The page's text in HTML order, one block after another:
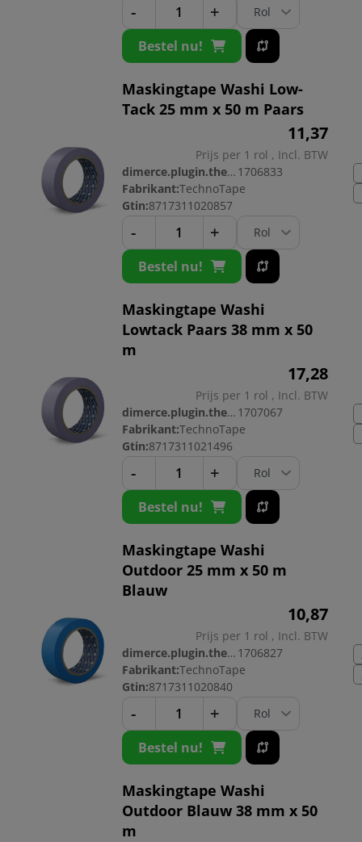
- +
Bestel nu!
Maskingtape Washi Low-
Tack 25 mm x 50 m Paars
11,37
Prijs per 1 rol , Incl. BTW
dimerce.plugin.theme.productnr: 1706833
Fabrikant:TechnoTape
Gtin:8717311020857
- +
Bestel nu!
Maskingtape Washi
Lowtack Paars 38 mm x 50
m
17,28
Prijs per 1 rol , Incl. BTW
dimerce.plugin.theme.productnr: 1707067
Fabrikant:TechnoTape
Gtin:8717311021496
- +
Bestel nu!
Maskingtape Washi
Outdoor 25 mm x 50 m
Blauw
10,87
Prijs per 1 rol , Incl. BTW
dimerce.plugin.theme.productnr: 1706827
Fabrikant:TechnoTape
Gtin:8717311020840
- +
Bestel nu!
Maskingtape Washi
Outdoor Blauw 38 mm x 50
m